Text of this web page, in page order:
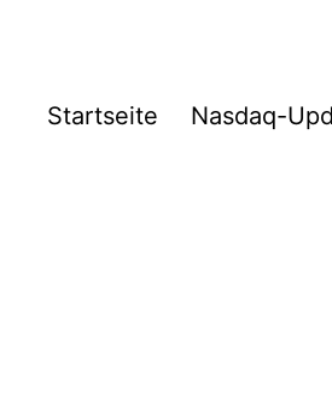
Startseite Nasdaq-